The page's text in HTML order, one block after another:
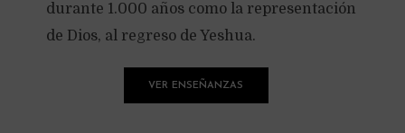
durante 1.000 años como la representación
de Dios, al regreso de Yeshua.
VER ENSEÑANZAS